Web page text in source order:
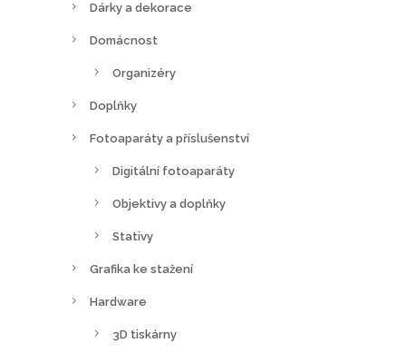
Dárky a dekorace
Domácnost
Organizéry
Doplňky
Fotoaparáty a příslušenství
Digitální fotoaparáty
Objektivy a doplňky
Stativy
Grafika ke stažení
Hardware
3D tiskárny